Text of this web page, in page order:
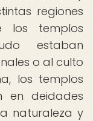
regiones
los templos
estaban
o al culto
los templos
en deidades
naturaleza y